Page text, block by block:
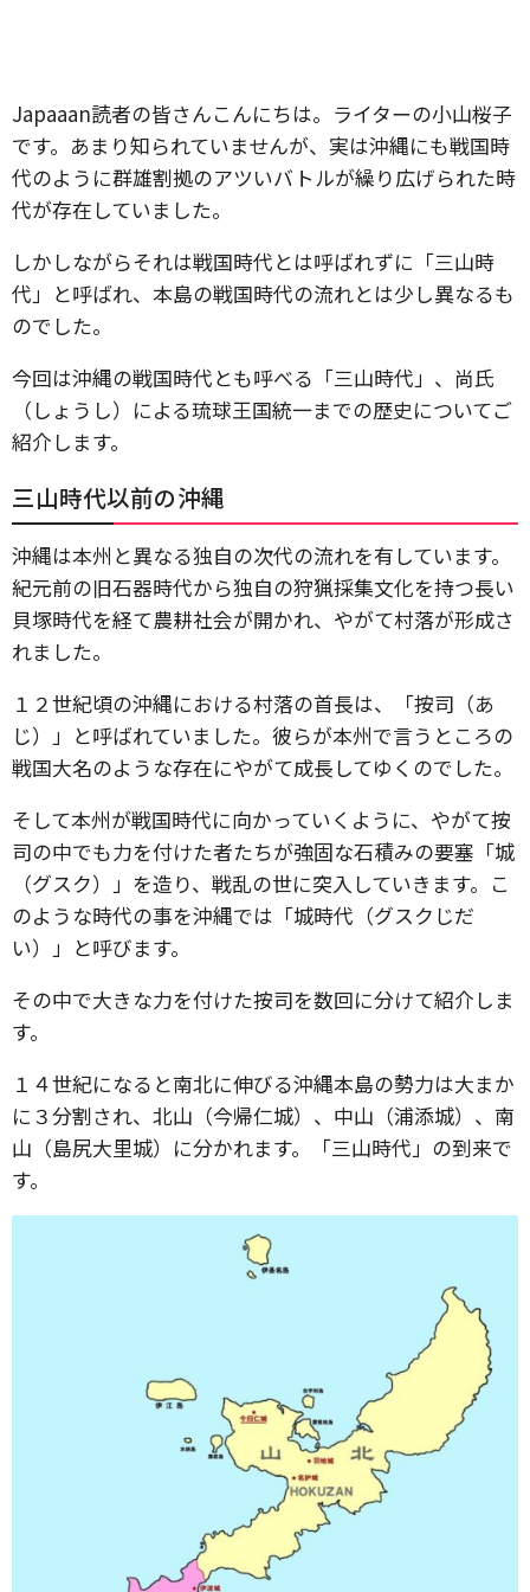
Japaaan読者の皆さんこんにちは。ライターの小山桜子
です。あまり知られていませんが、実は沖縄にも戦国時
代のように群雄割拠のアツいバトルが繰り広げられた時
代が存在していました。
しかしながらそれは戦国時代とは呼ばれずに「三山時
代」と呼ばれ、本島の戦国時代の流れとは少し異なるも
のでした。
今回は沖縄の戦国時代とも呼べる「三山時代」、尚氏
（しょうし）による琉球王国統一までの歴史についてご
紹介します。
三山時代以前の沖縄
沖縄は本州と異なる独自の次代の流れを有しています。
紀元前の旧石器時代から独自の狩猟採集文化を持つ長い
貝塚時代を経て農耕社会が開かれ、やがて村落が形成さ
れました。
１２世紀頃の沖縄における村落の首長は、「按司（あ
じ）」と呼ばれていました。彼らが本州で言うところの
戦国大名のような存在にやがて成長してゆくのでした。
そして本州が戦国時代に向かっていくように、やがて按
司の中でも力を付けた者たちが強固な石積みの要塞「城
（グスク）」を造り、戦乱の世に突入していきます。こ
のような時代の事を沖縄では「城時代（グスクじだ
い）」と呼びます。
その中で大きな力を付けた按司を数回に分けて紹介しま
す。
１４世紀になると南北に伸びる沖縄本島の勢力は大まか
に３分割され、北山（今帰仁城）、中山（浦添城）、南
山（島尻大里城）に分かれます。「三山時代」の到来で
す。